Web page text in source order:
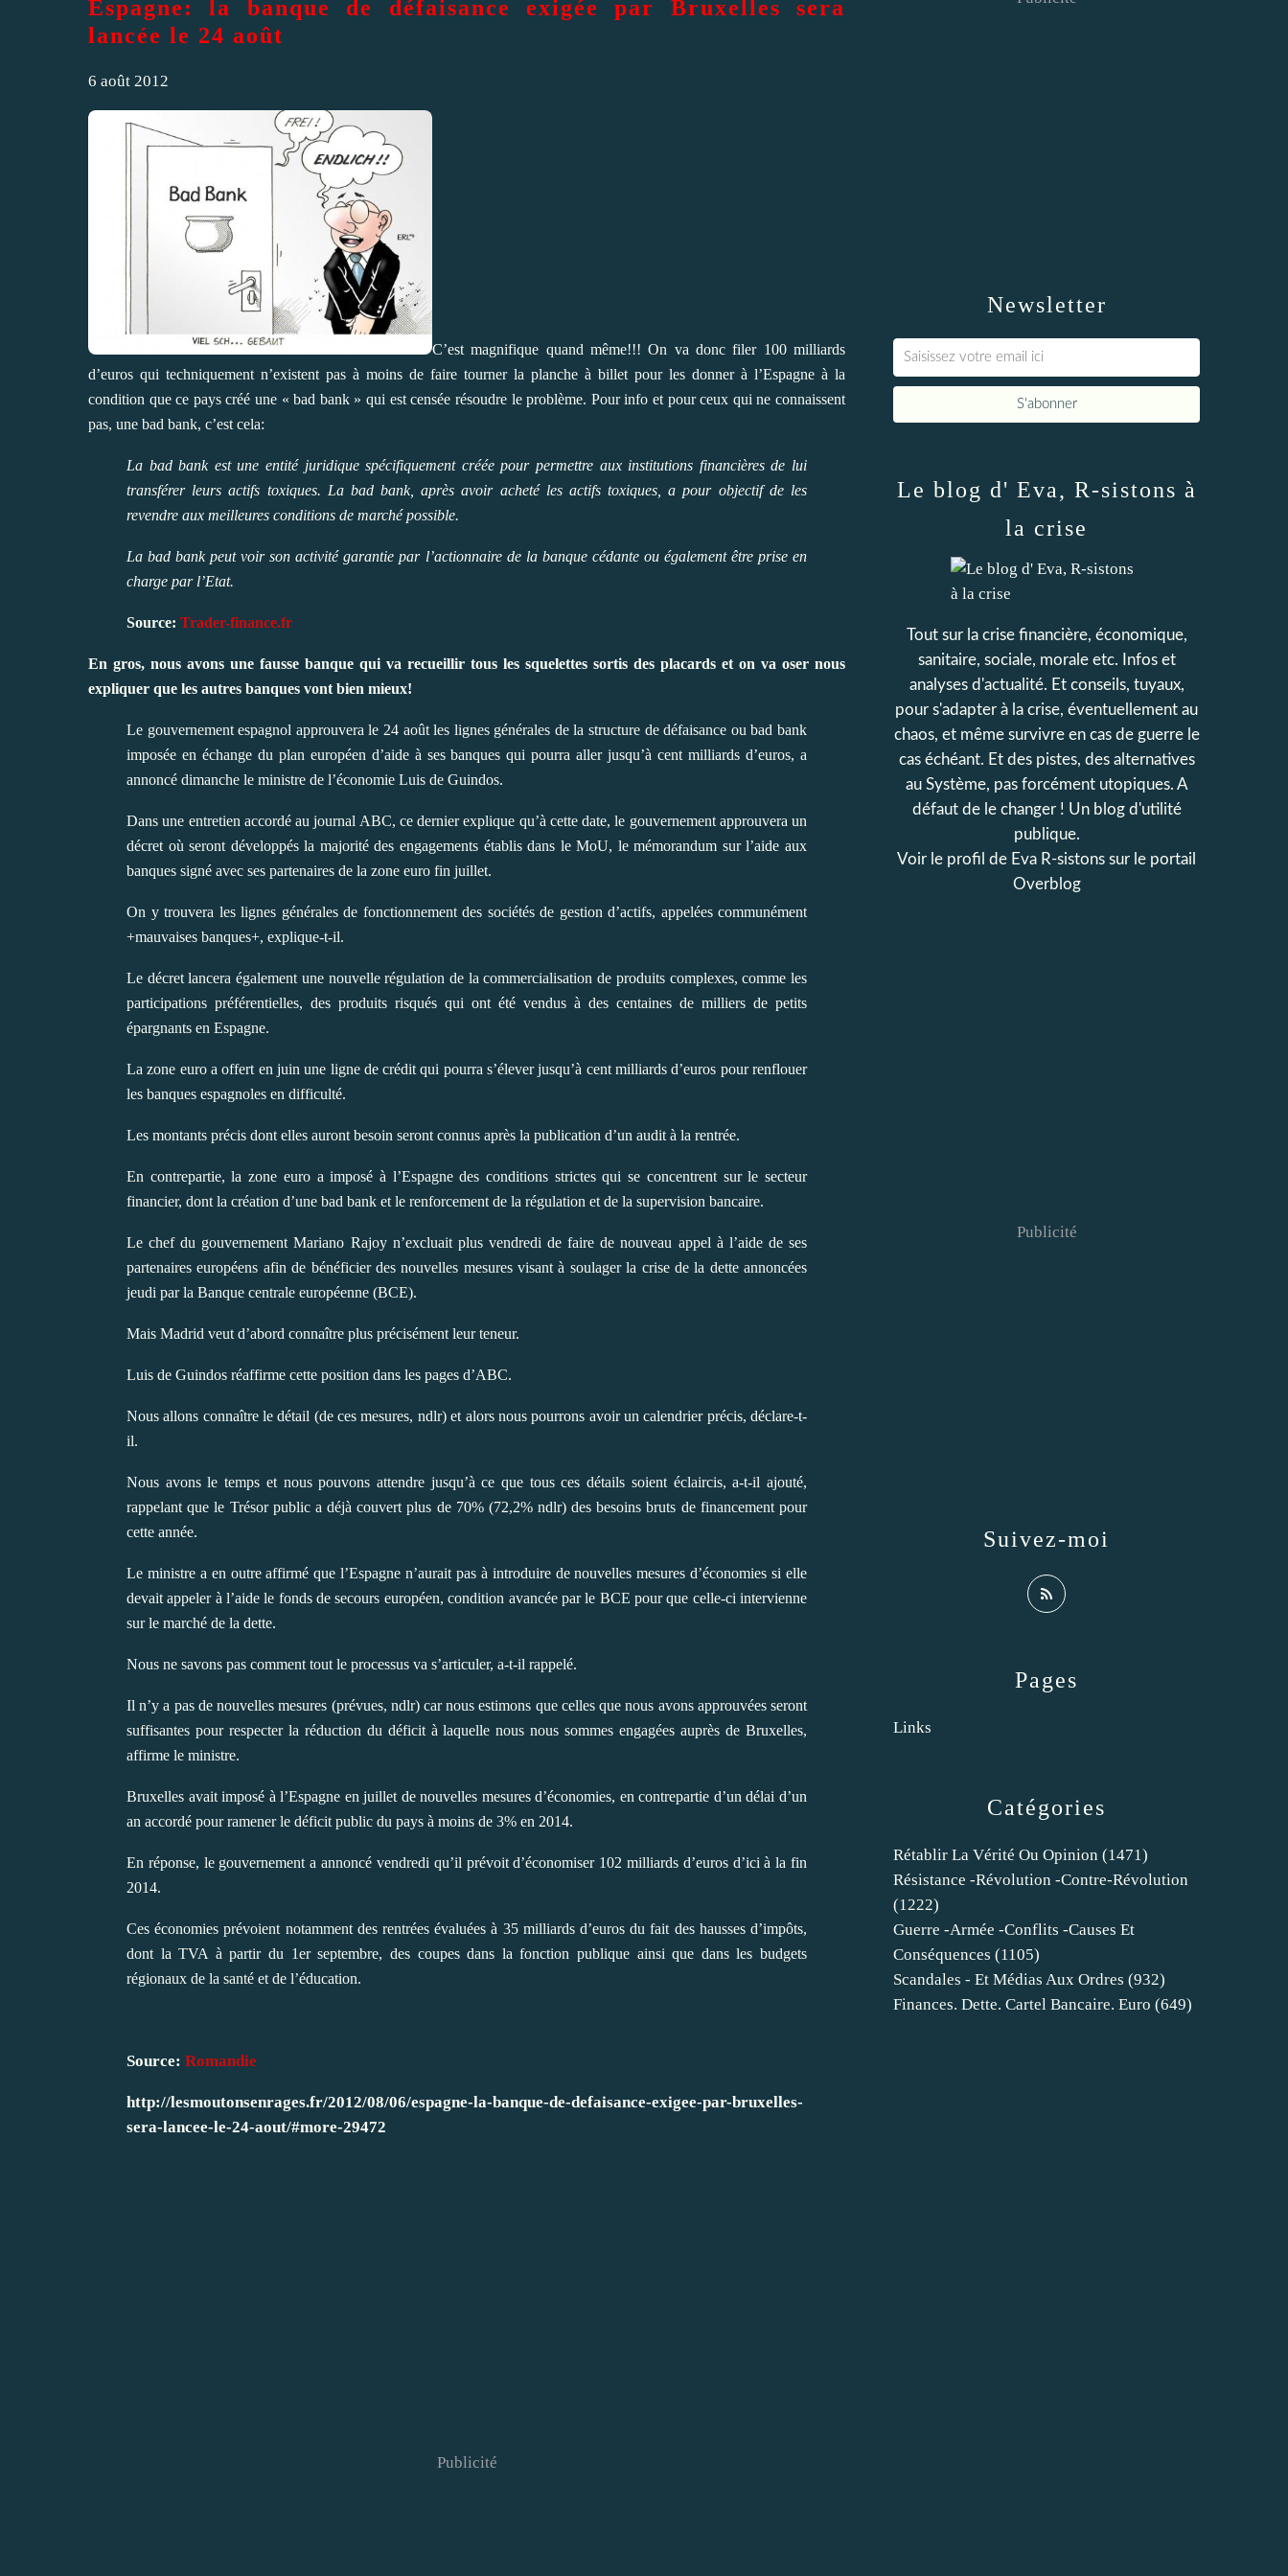
Espagne: la banque de défaisance exigée par Bruxelles sera
lancée le 24 août
6 août 2012
C’est magnifique quand même!!! On va donc filer 100 milliards
d’euros qui techniquement n’existent pas à moins de faire tourner la planche à billet pour les donner à l’Espagne à la
condition que ce pays créé une « bad bank » qui est censée résoudre le problème. Pour info et pour ceux qui ne connaissent
pas, une bad bank, c’est cela:
La bad bank est une entité juridique spécifiquement créée pour permettre aux institutions financières de lui
transférer leurs actifs toxiques. La bad bank, après avoir acheté les actifs toxiques, a pour objectif de les
revendre aux meilleures conditions de marché possible.
La bad bank peut voir son activité garantie par l’actionnaire de la banque cédante ou également être prise en
charge par l’Etat.
Source: Trader-finance.fr
En gros, nous avons une fausse banque qui va recueillir tous les squelettes sortis des placards et on va oser nous
expliquer que les autres banques vont bien mieux!
Le gouvernement espagnol approuvera le 24 août les lignes générales de la structure de défaisance ou bad bank
imposée en échange du plan européen d’aide à ses banques qui pourra aller jusqu’à cent milliards d’euros, a
annoncé dimanche le ministre de l’économie Luis de Guindos.
Dans une entretien accordé au journal ABC, ce dernier explique qu’à cette date, le gouvernement approuvera un
décret où seront développés la majorité des engagements établis dans le MoU, le mémorandum sur l’aide aux
banques signé avec ses partenaires de la zone euro fin juillet.
On y trouvera les lignes générales de fonctionnement des sociétés de gestion d’actifs, appelées communément
+mauvaises banques+, explique-t-il.
Le décret lancera également une nouvelle régulation de la commercialisation de produits complexes, comme les
participations préférentielles, des produits risqués qui ont été vendus à des centaines de milliers de petits
épargnants en Espagne.
La zone euro a offert en juin une ligne de crédit qui pourra s’élever jusqu’à cent milliards d’euros pour renflouer
les banques espagnoles en difficulté.
Les montants précis dont elles auront besoin seront connus après la publication d’un audit à la rentrée.
En contrepartie, la zone euro a imposé à l’Espagne des conditions strictes qui se concentrent sur le secteur
financier, dont la création d’une bad bank et le renforcement de la régulation et de la supervision bancaire.
Le chef du gouvernement Mariano Rajoy n’excluait plus vendredi de faire de nouveau appel à l’aide de ses
partenaires européens afin de bénéficier des nouvelles mesures visant à soulager la crise de la dette annoncées
jeudi par la Banque centrale européenne (BCE).
Mais Madrid veut d’abord connaître plus précisément leur teneur.
Luis de Guindos réaffirme cette position dans les pages d’ABC.
Nous allons connaître le détail (de ces mesures, ndlr) et alors nous pourrons avoir un calendrier précis, déclare-t-
il.
Nous avons le temps et nous pouvons attendre jusqu’à ce que tous ces détails soient éclaircis, a-t-il ajouté,
rappelant que le Trésor public a déjà couvert plus de 70% (72,2% ndlr) des besoins bruts de financement pour
cette année.
Le ministre a en outre affirmé que l’Espagne n’aurait pas à introduire de nouvelles mesures d’économies si elle
devait appeler à l’aide le fonds de secours européen, condition avancée par le BCE pour que celle-ci intervienne
sur le marché de la dette.
Nous ne savons pas comment tout le processus va s’articuler, a-t-il rappelé.
Il n’y a pas de nouvelles mesures (prévues, ndlr) car nous estimons que celles que nous avons approuvées seront
suffisantes pour respecter la réduction du déficit à laquelle nous nous sommes engagées auprès de Bruxelles,
affirme le ministre.
Bruxelles avait imposé à l’Espagne en juillet de nouvelles mesures d’économies, en contrepartie d’un délai d’un
an accordé pour ramener le déficit public du pays à moins de 3% en 2014.
En réponse, le gouvernement a annoncé vendredi qu’il prévoit d’économiser 102 milliards d’euros d’ici à la fin
2014.
Ces économies prévoient notamment des rentrées évaluées à 35 milliards d’euros du fait des hausses d’impôts,
dont la TVA à partir du 1er septembre, des coupes dans la fonction publique ainsi que dans les budgets
régionaux de la santé et de l’éducation.
Source: Romandie
http://lesmoutonsenrages.fr/2012/08/06/espagne-la-banque-de-defaisance-exigee-par-bruxelles-
sera-lancee-le-24-aout/#more-29472
Publicité
Newsletter
Catégories
Rétablir La Vérité Ou Opinion (1471)
Résistance -révolution -contre-Révolution
(1222)
Guerre -armée -conflits -causes Et
Conséquences (1105)
Scandales - Et Médias Aux Ordres (932)
Finances. Dette. Cartel Bancaire. Euro (649)
Pages
Links
Le blog d' Eva, R-sistons à
la crise
Tout sur la crise financière, économique,
sanitaire, sociale, morale etc. Infos et
analyses d'actualité. Et conseils, tuyaux,
pour s'adapter à la crise, éventuellement au
chaos, et même survivre en cas de guerre le
cas échéant. Et des pistes, des alternatives
au Système, pas forcément utopiques. A
défaut de le changer ! Un blog d'utilité
publique.
Voir le profil de Eva R-sistons sur le portail
Overblog
Suivez-moi
Publicité